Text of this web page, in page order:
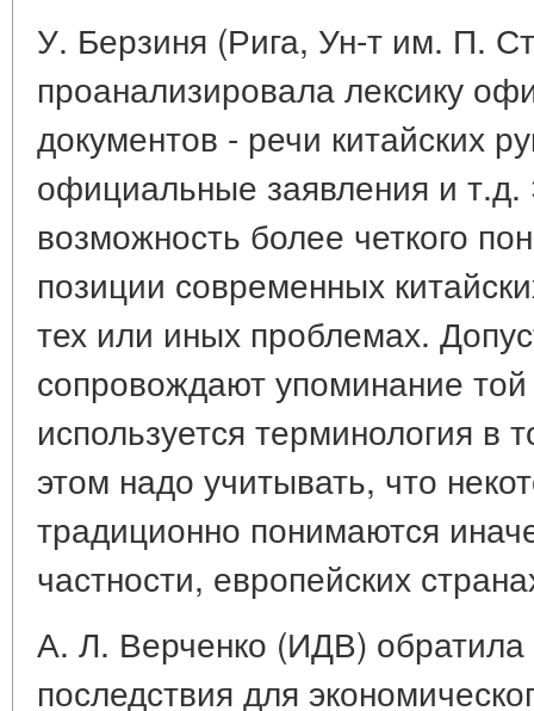
У. Берзиня (Рига, Ун-т им. П.
проанализировала лексику
документов - речи китайских
официальные заявления и
возможность более четкого
позиции современных
тех или иных проблемах.
сопровождают упоминание
используется терминология
этом надо учитывать, что
традиционно понимаются
частности, европейских
А. Л. Верченко (ИДВ) обратила
последствия для